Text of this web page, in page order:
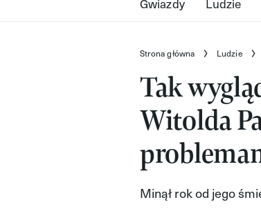
Strona główna Ludzie
Tak
Witolda
Minął rok od jego